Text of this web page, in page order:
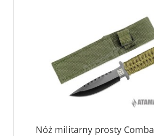
Nóż militarny prosty